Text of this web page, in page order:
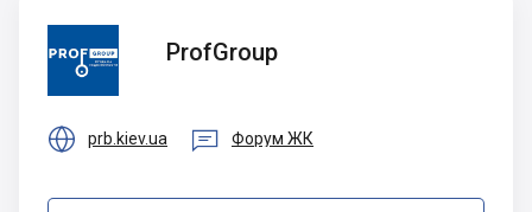
ProfGroup
 prb.kiev.ua  Форум ЖК